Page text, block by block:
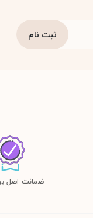
ضمانت اصل